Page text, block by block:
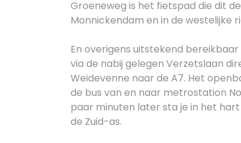
Groeneweg is het fietspad die dit
Monnickendam en in de
En overigens uitstekend
via de nabij gelegen Verzetslaan
Weidevenne naar de A7. Het
de bus van en naar metrostation
paar minuten later sta je in het
de Zuid-as.